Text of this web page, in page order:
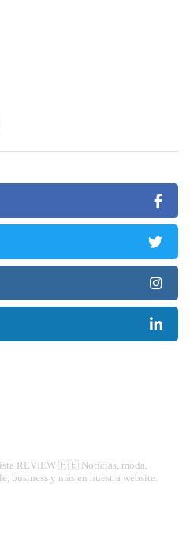
REVIEW 🇵🇪 Noticias, moda,
business y más en nuestra website.